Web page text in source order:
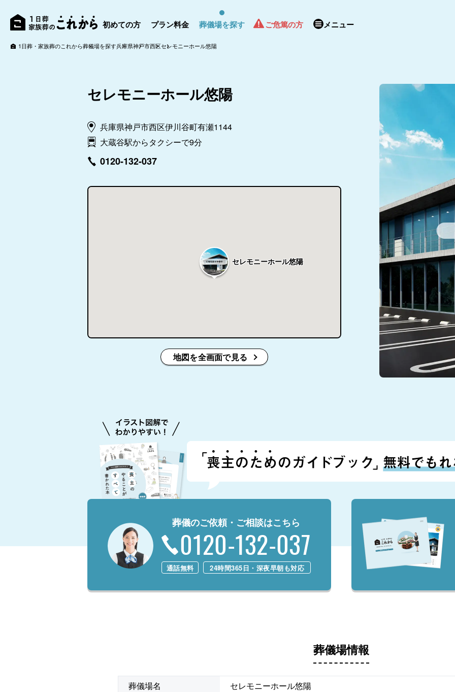
初めての方 プラン料金 葬儀場を探す ご危篤の方 メニュー
1日葬・家族葬のこれから葬儀場を探す兵庫県神戸市西区セレモニーホール悠陽
セレモニーホール悠陽
兵庫県神戸市西区伊川谷町有瀬1144
大蔵谷駅からタクシーで9分
0120-132-037
セレモニーホール悠陽
地図を全画面で見る
葬儀のご依頼・ご相談はこちら
0120-132-037
通話無料 24時間365日・深夜早朝も対応
葬儀場情報
葬儀場名
セレモニーホール悠陽